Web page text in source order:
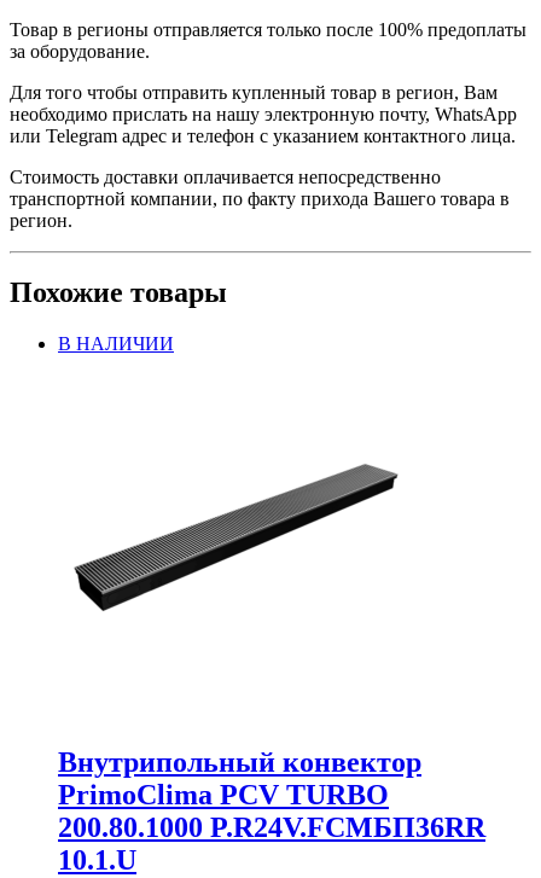
Товар в регионы отправляется только после 100% предоплаты
за оборудование.
Для того чтобы отправить купленный товар в регион, Вам
необходимо прислать на нашу электронную почту, WhatsApp
или Telegram адрес и телефон с указанием контактного лица.
Стоимость доставки оплачивается непосредственно
транспортной компании, по факту прихода Вашего товара в
регион.
Похожие товары
В НАЛИЧИИ
Внутрипольный конвектор
PrimoClima PCV TURBO
200.80.1000 P.R24V.FCMБП36RR
10.1.U